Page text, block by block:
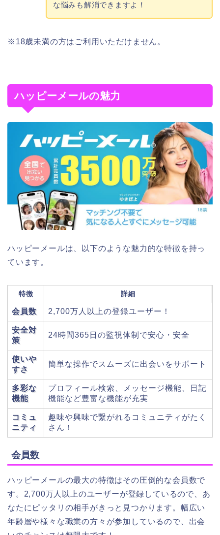
な悩みも解消できますよ！
※18歳未満の方はご利用いただけません。
ハッピーメールの魅力
ハッピーメールは、以下のような魅力的な特徴を持っ
ています。
特徴 詳細
会員数 2,700万人以上の登録ユーザー！
安全対
策
24時間365日の監視体制で安心・安全
使いや
すさ
簡単な操作でスムーズに出会いをサポート
多彩な
機能
プロフィール検索、メッセージ機能、日記
機能など豊富な機能が充実
コミュ
ニティ
趣味や興味で繋がれるコミュニティがたく
さん！
会員数
ハッピーメールの最大の特徴はその圧倒的な会員数で
す。2,700万人以上のユーザーが登録しているので、あ
なたにピッタリの相手がきっと見つかります。幅広い
年齢層や様々な職業の方々が参加しているので、出会